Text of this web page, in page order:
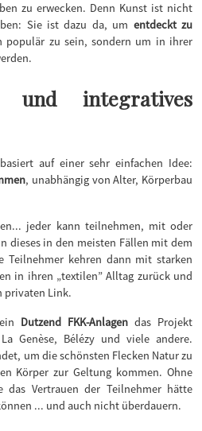
zu erwecken. Denn Kunst ist nicht
Sie ist dazu da, um entdeckt zu
populär zu sein, sondern um in ihrer
und integratives
auf einer sehr einfachen Idee:
, unabhängig von Alter, Körperbau
jeder kann teilnehmen, mit oder
dieses in den meisten Fällen mit dem
Teilnehmer kehren dann mit starken
in ihren „textilen” Alltag zurück und
privaten Link.
Dutzend FKK-Anlagen das Projekt
Genèse, Bélézy und viele andere.
um die schönsten Flecken Natur zu
Körper zur Geltung kommen. Ohne
das Vertrauen der Teilnehmer hätte
... und auch nicht überdauern.